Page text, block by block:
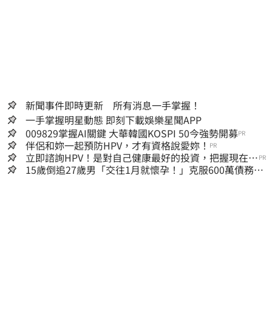
新聞事件即時更新 所有消息一手掌握！
一手掌握明星動態 即刻下載娛樂星聞APP
009829掌握AI關鍵 大華韓國KOSPI 50今強勢開募PR
伴侶和妳一起預防HPV，才有資格說愛妳！ PR
立即諮詢HPV！是對自己健康最好的投資，把握現在不
嫌晚！
PR
15歲倒追27歲男「交往1月就懷孕！」克服600萬債務